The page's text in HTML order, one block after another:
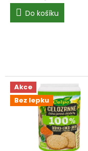
5,0
5
cena:
Do košíku
Akce
Bez lepku